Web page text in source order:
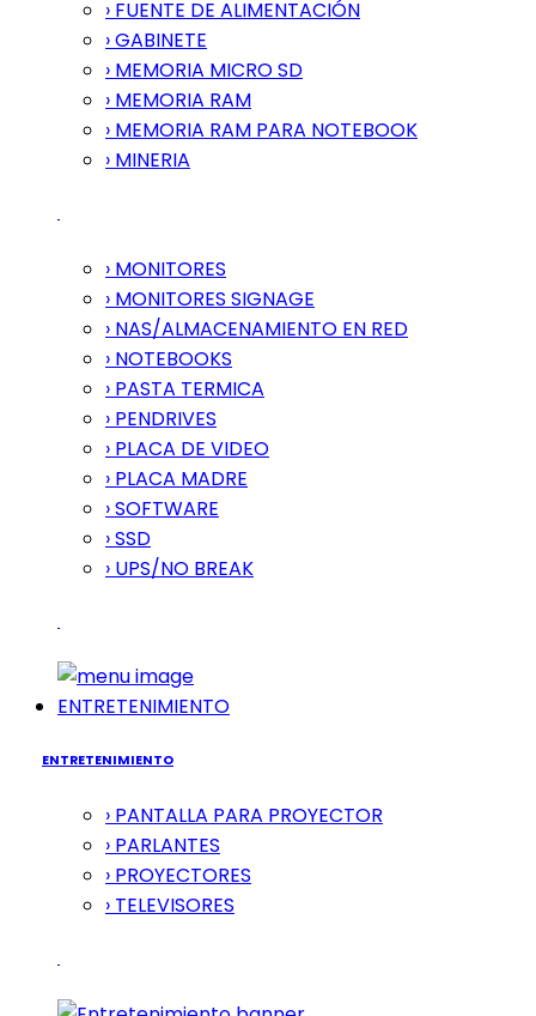
› FUENTE DE ALIMENTACIÓN
› GABINETE
› MEMORIA MICRO SD
› MEMORIA RAM
› MEMORIA RAM PARA NOTEBOOK
› MINERIA
› MONITORES
› MONITORES SIGNAGE
› NAS/ALMACENAMIENTO EN RED
› NOTEBOOKS
› PASTA TERMICA
› PENDRIVES
› PLACA DE VIDEO
› PLACA MADRE
› SOFTWARE
› SSD
› UPS/NO BREAK
ENTRETENIMIENTO
ENTRETENIMIENTO
› PANTALLA PARA PROYECTOR
› PARLANTES
› PROYECTORES
› TELEVISORES